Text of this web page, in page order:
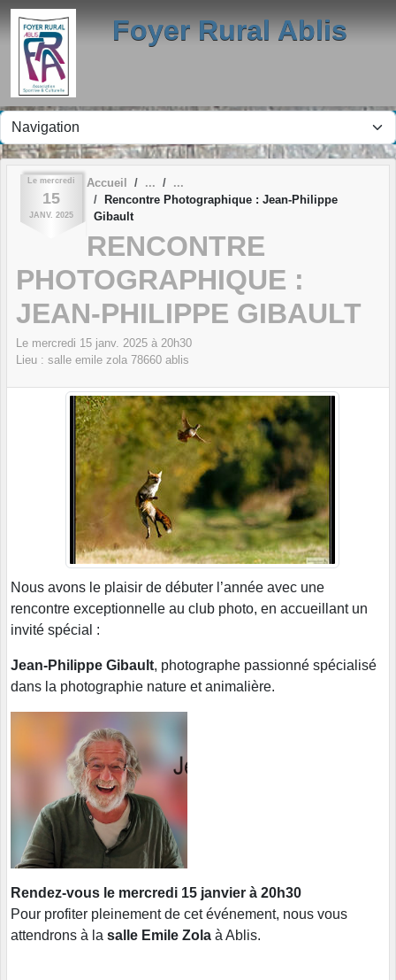
Foyer Rural Ablis
Le mercredi
15
JANV. 2025
Accueil
Rencontre Photographique : Jean-Philippe
Gibault
RENCONTRE
PHOTOGRAPHIQUE :
JEAN-PHILIPPE GIBAULT
Le mercredi 15 janv. 2025 à 20h30
Lieu : salle emile zola 78660 ablis
Nous avons le plaisir de débuter l’année avec une
rencontre exceptionnelle au club photo, en accueillant un
invité spécial :
Jean-Philippe Gibault, photographe passionné spécialisé
dans la photographie nature et animalière.
Rendez-vous le mercredi 15 janvier à 20h30
Pour profiter pleinement de cet événement, nous vous
attendrons à la salle Emile Zola à Ablis.
Panneau de gestion des cookies